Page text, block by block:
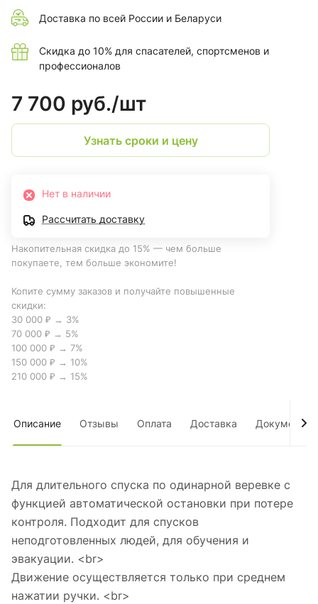
Доставка по всей России и Беларуси
Скидка до 10% для спасателей, спортсменов и
профессионалов
7 700 руб./шт
Узнать сроки и цену
Нет в наличии
Рассчитать доставку
Накопительная скидка до 15% — чем больше
покупаете, тем больше экономите!
Копите сумму заказов и получайте повышенные
скидки:
30 000 ₽ → 3%
70 000 ₽ → 5%
100 000 ₽ → 7%
150 000 ₽ → 10%
210 000 ₽ → 15%
Описание Отзывы Оплата Доставка Документы
Для длительного спуска по одинарной веревке с
функцией автоматической остановки при потере
контроля. Подходит для спусков
неподготовленных людей, для обучения и
эвакуации. <br>
Движение осуществляется только при среднем
нажатии ручки. <br>